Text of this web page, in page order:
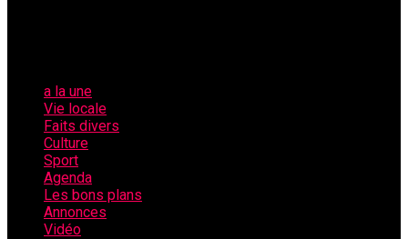
a la une
Vie locale
Faits divers
Culture
Sport
Agenda
Les bons plans
Annonces
Vidéo